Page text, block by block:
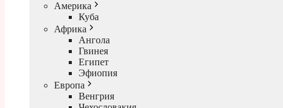
Америка
Куба
Африка
Ангола
Гвинея
Египет
Эфиопия
Европа
Венгрия